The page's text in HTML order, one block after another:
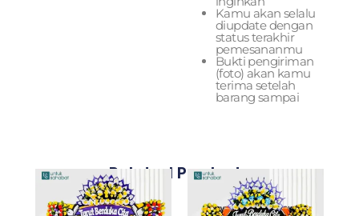
Kamu akan selalu
diupdate dengan
status terakhir
pemesananmu
Bukti pengiriman
(foto) akan kamu
terima setelah
barang sampai
Related Products